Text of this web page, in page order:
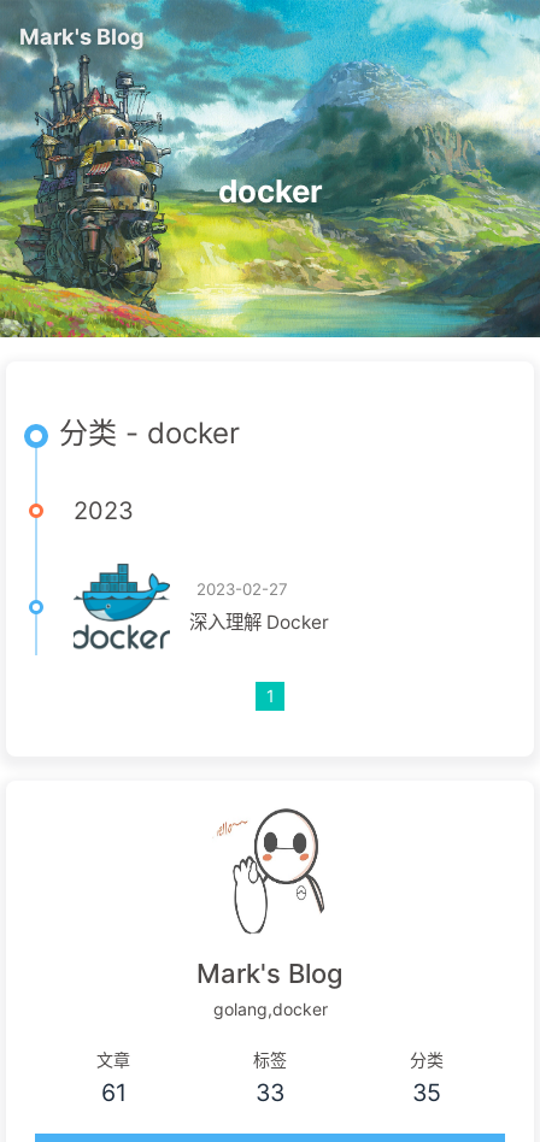
Mark's Blog
docker
分类 - docker
2023
2023-02-27
深入理解 Docker
1
Mark's Blog
golang,docker
文章
61
标签
33
分类
35